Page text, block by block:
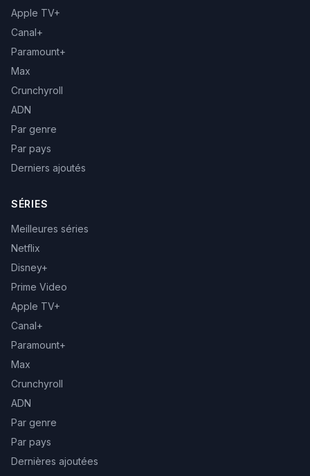
Apple TV+
Canal+
Paramount+
Max
Crunchyroll
ADN
Par genre
Par pays
Derniers ajoutés
SÉRIES
Meilleures séries
Netflix
Disney+
Prime Video
Apple TV+
Canal+
Paramount+
Max
Crunchyroll
ADN
Par genre
Par pays
Dernières ajoutées